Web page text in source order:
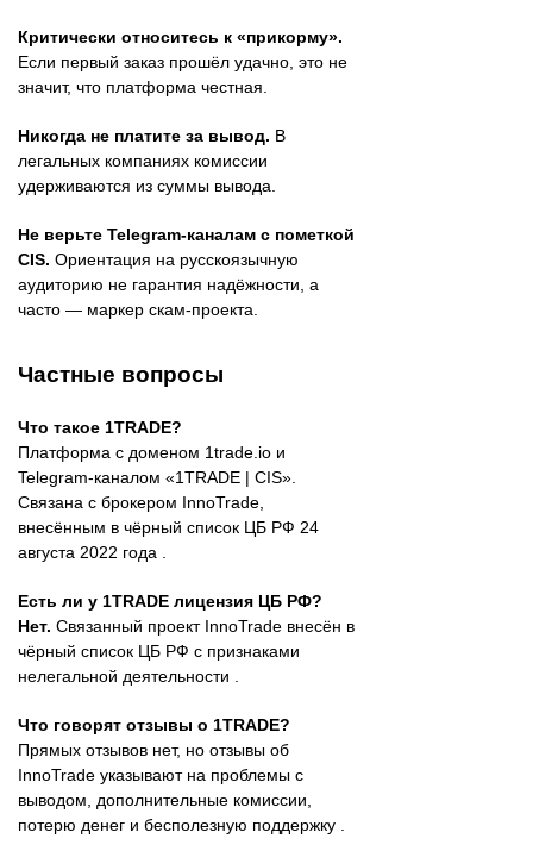
Критически относитесь к «прикорму».
Если первый заказ прошёл удачно, это не
значит, что платформа честная.
Никогда не платите за вывод. В
легальных компаниях комиссии
удерживаются из суммы вывода.
Не верьте Telegram-каналам с пометкой
CIS. Ориентация на русскоязычную
аудиторию не гарантия надёжности, а
часто — маркер скам-проекта.
Частные вопросы
Что такое 1TRADE?
Платформа с доменом 1trade.io и
Telegram-каналом «1TRADE | CIS».
Связана с брокером InnoTrade,
внесённым в чёрный список ЦБ РФ 24
августа 2022 года .
Есть ли у 1TRADE лицензия ЦБ РФ?
Нет. Связанный проект InnoTrade внесён в
чёрный список ЦБ РФ с признаками
нелегальной деятельности .
Что говорят отзывы о 1TRADE?
Прямых отзывов нет, но отзывы об
InnoTrade указывают на проблемы с
выводом, дополнительные комиссии,
потерю денег и бесполезную поддержку .